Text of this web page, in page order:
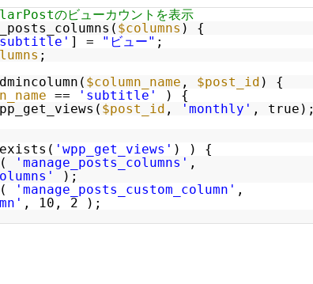
のビューカウントを表示
$columns ) {
] = "ビュー" ;
;
$column_name , $post_id ) {
== 'subtitle'
) {
$post_id , 'monthly' , true);
'wpp_get_views' ) ) {
'manage_posts_columns' ,
);
'manage_posts_custom_column' ,
, 10, 2 );